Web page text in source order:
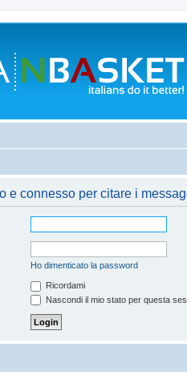
e connesso per citare i
Ho dimenticato la password
Ricordami
Nascondi il mio stato per questa